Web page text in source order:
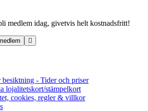
medlem idag, givetvis helt kostnadsfritt!
besiktning - Tider och priser
lojalitetskort/stämpelkort
cookies, regler & villkor